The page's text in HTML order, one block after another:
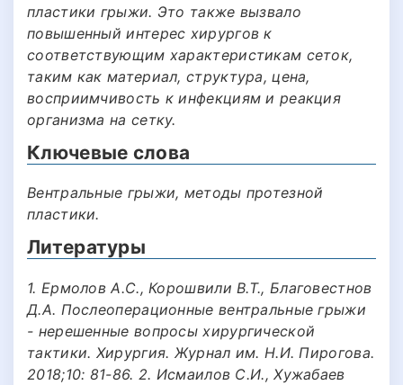
пластики грыжи. Это также вызвало
повышенный интерес хирургов к
соответствующим характеристикам сеток,
таким как материал, структура, цена,
восприимчивость к инфекциям и реакция
организма на сетку.
Ключевые слова
Вентральные грыжи, методы протезной
пластики.
Литературы
1. Ермолов А.С., Корошвили В.Т., Благовестнов
Д.А. Послеоперационные вентральные грыжи
- нерешенные вопросы хирургической
тактики. Хирургия. Журнал им. Н.И. Пирогова.
2018;10: 81-86. 2. Исмаилов С.И., Хужабаев